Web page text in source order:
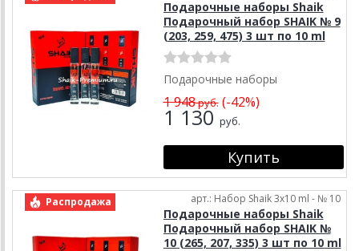
Подарочные наборы Shaik
Подарочный набор SHAIK № 9
(203, 259, 475) 3 шт по 10 ml
Подарочные наборы
1 948руб.(-42%)
1 130 руб.
Распродажа арт.: Набор Shaik 3х10 ml - № 10
Подарочные наборы Shaik
Подарочный набор SHAIK №
10 (265, 207, 335) 3 шт по 10 ml